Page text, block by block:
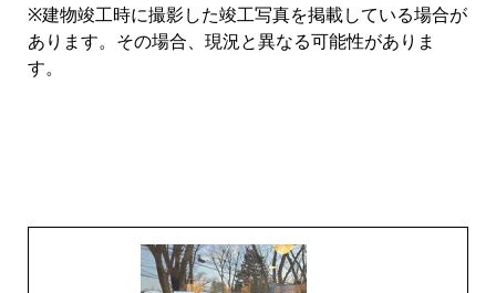
※建物竣工時に撮影した竣工写真を掲載している場合が
あります。その場合、現況と異なる可能性がありま
す。